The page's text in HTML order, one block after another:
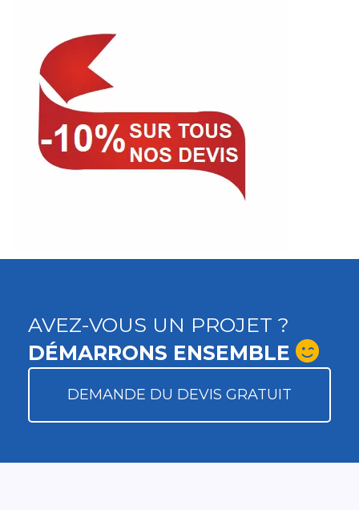
AVEZ-VOUS UN PROJET ?
DÉMARRONS ENSEMBLE
DEMANDE DU DEVIS GRATUIT